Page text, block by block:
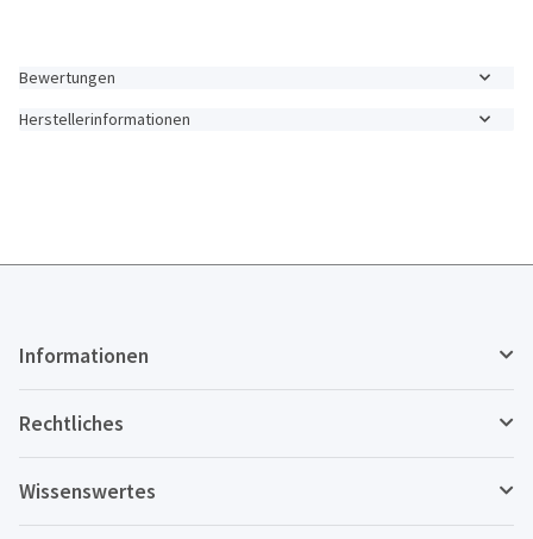
Bewertungen
Herstellerinformationen
Informationen
Rechtliches
Wissenswertes